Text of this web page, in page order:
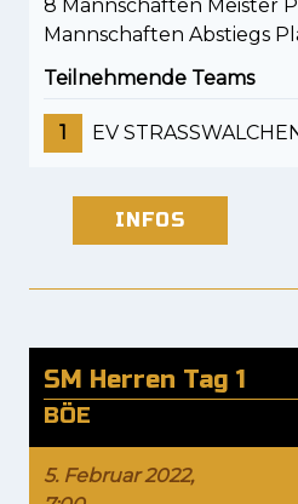
8 Mannschaften Meister
Mannschaften Abstiegs
Teilnehmende Teams
1 EV
INFOS
SM Herren Tag 1
BÖE
5. Februar 2022,